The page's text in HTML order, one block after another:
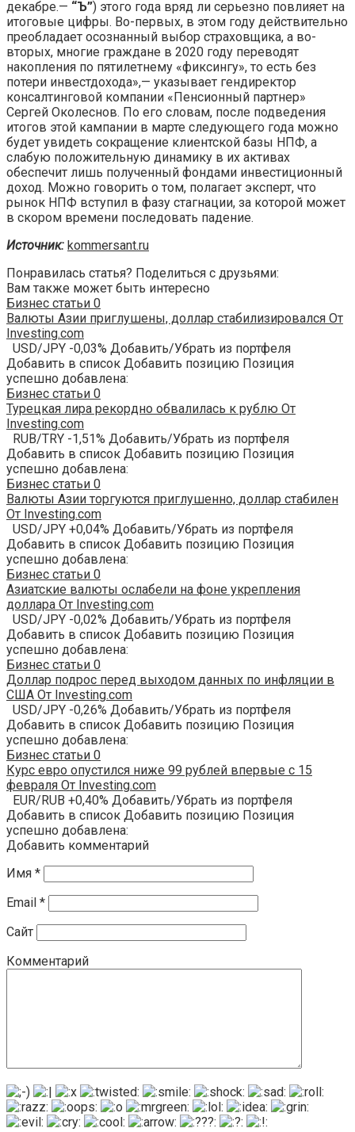
декабре.— “Ъ”) этого года вряд ли серьезно повлияет на
итоговые цифры. Во-первых, в этом году действительно
преобладает осознанный выбор страховщика, а во-
вторых, многие граждане в 2020 году переводят
накопления по пятилетнему «фиксингу», то есть без
потери инвестдохода»,— указывает гендиректор
консалтинговой компании «Пенсионный партнер»
Сергей Околеснов. По его словам, после подведения
итогов этой кампании в марте следующего года можно
будет увидеть сокращение клиентской базы НПФ, а
слабую положительную динамику в их активах
обеспечит лишь полученный фондами инвестиционный
доход. Можно говорить о том, полагает эксперт, что
рынок НПФ вступил в фазу стагнации, за которой может
в скором времени последовать падение.
Источник: kommersant.ru
Понравилась статья? Поделиться с друзьями:
Вам также может быть интересно
Бизнес статьи 0
Валюты Азии приглушены, доллар стабилизировался От
Investing.com
USD/JPY -0,03% Добавить/Убрать из портфеля
Добавить в список Добавить позицию Позиция
успешно добавлена:
Бизнес статьи 0
Турецкая лира рекордно обвалилась к рублю От
Investing.com
RUB/TRY -1,51% Добавить/Убрать из портфеля
Добавить в список Добавить позицию Позиция
успешно добавлена:
Бизнес статьи 0
Валюты Азии торгуются приглушенно, доллар стабилен
От Investing.com
USD/JPY +0,04% Добавить/Убрать из портфеля
Добавить в список Добавить позицию Позиция
успешно добавлена:
Бизнес статьи 0
Азиатские валюты ослабели на фоне укрепления
доллара От Investing.com
USD/JPY -0,02% Добавить/Убрать из портфеля
Добавить в список Добавить позицию Позиция
успешно добавлена:
Бизнес статьи 0
Доллар подрос перед выходом данных по инфляции в
США От Investing.com
USD/JPY -0,26% Добавить/Убрать из портфеля
Добавить в список Добавить позицию Позиция
успешно добавлена:
Бизнес статьи 0
Курс евро опустился ниже 99 рублей впервые с 15
февраля От Investing.com
EUR/RUB +0,40% Добавить/Убрать из портфеля
Добавить в список Добавить позицию Позиция
успешно добавлена:
Добавить комментарий
Имя *
Email *
Сайт
Комментарий